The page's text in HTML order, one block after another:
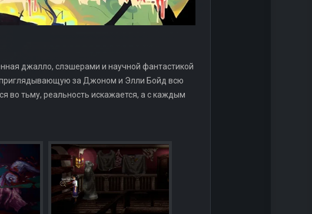
джалло, слэшерами и научной фантастикой
приглядывающую за Джоном и Элли Бойд всю
во тьму, реальность искажается, а с каждым